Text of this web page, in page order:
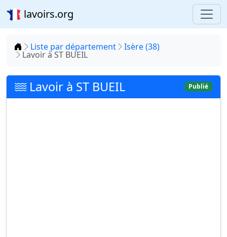
lavoirs.org
Accueil
Liste par département Isère (38)
Lavoir à ST BUEIL
Lavoir à ST BUEIL Publié